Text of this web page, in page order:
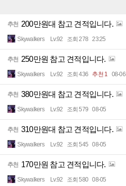
추천 200만원대 참고 견적입니다.
Skywalkers Lv.92 조회 278 23:25
추천 250만원 참고 견적입니다.
Skywalkers Lv.92 조회 436 추천 1 08-06
추천 380만원대 참고 견적입니다.
Skywalkers Lv.92 조회 579 08-05
추천 310만원대 참고 견적입니다.
Skywalkers Lv.92 조회 545 08-05
추천 170만원 참고 견적입니다.
Skywalkers Lv.92 조회 580 08-05